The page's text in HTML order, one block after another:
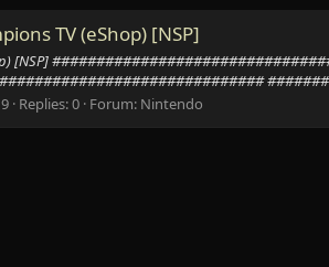
TV (eShop) [NSP]
[NSP]
Replies: 0 Forum: Nintendo